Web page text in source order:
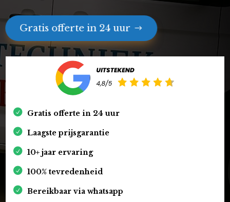
Gratis offerte in 24 uur
Gratis offerte in 24 uur
Laagste prijsgarantie
10+ jaar ervaring
100% tevredenheid
Bereikbaar via whatsapp